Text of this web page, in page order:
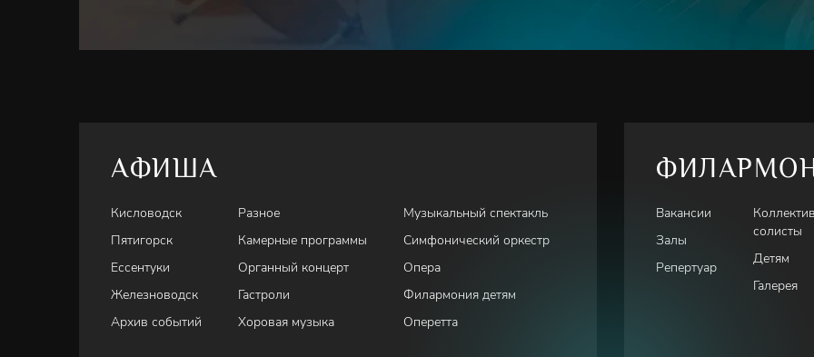
АФИША
Кисловодск
Пятигорск
Ессентуки
Железноводск
Архив событий
Разное
Камерные программы
Органный концерт
Гастроли
Хоровая музыка
Музыкальный спектакль
Симфонический оркестр
Опера
Филармония детям
Оперетта
Вакансии
Залы
Репертуар
солисты
Детям
Галерея